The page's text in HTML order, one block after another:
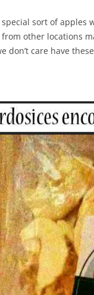
sort of apples
other locations
don’t care have